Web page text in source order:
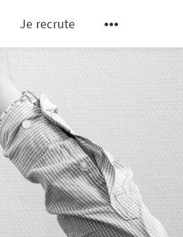
Je recrute